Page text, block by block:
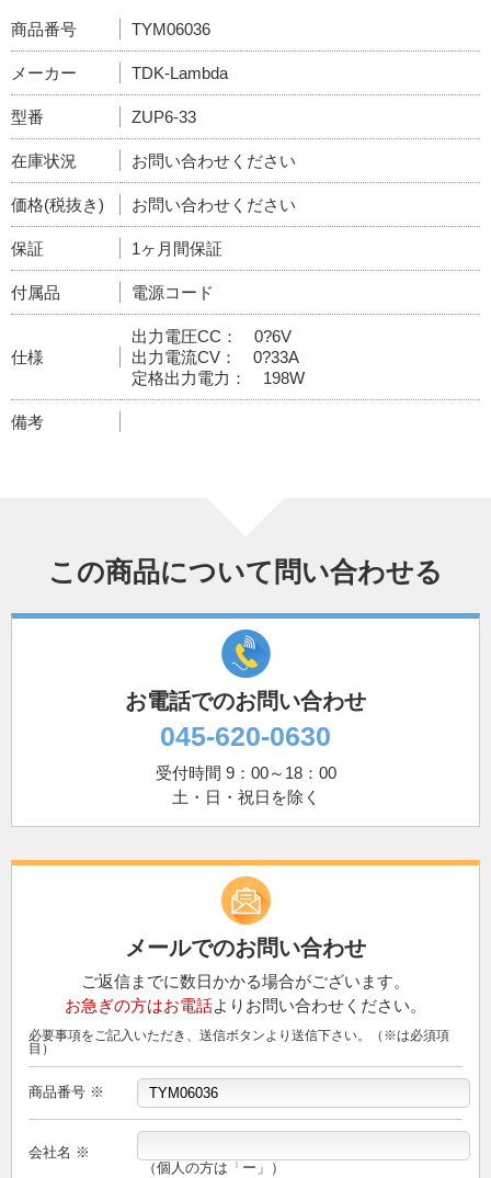
商品番号 TYM06036
メーカー TDK-Lambda
型番 ZUP6-33
在庫状況 お問い合わせください
価格(税抜き) お問い合わせください
保証 1ヶ月間保証
付属品 電源コード
仕様
出力電圧CC： 0?6V
出力電流CV： 0?33A
定格出力電力： 198W
備考
この商品について問い合わせる
お電話でのお問い合わせ
045-620-0630
受付時間 9：00～18：00
土・日・祝日を除く
メールでのお問い合わせ
ご返信までに数日かかる場合がございます。
お急ぎの方はお電話よりお問い合わせください。
必要事項をご記入いただき、送信ボタンより送信下さい。（※は必須項
目）
商品番号 ※
会社名 ※
（個人の方は「ー」）